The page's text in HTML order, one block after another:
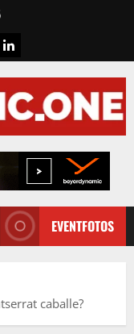
LinkedIN
EVENTFOTOS
caballe?